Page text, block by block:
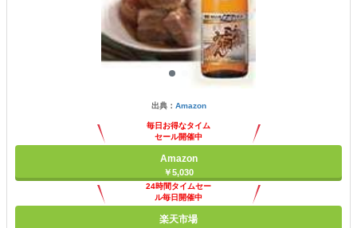
出典： Amazon
毎日お得なタイム
セール開催中
Amazon
￥5,030
24時間タイムセー
ル毎日開催中
楽天市場